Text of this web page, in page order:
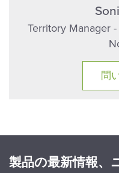
Territory Manager
問
製品の最新情報、